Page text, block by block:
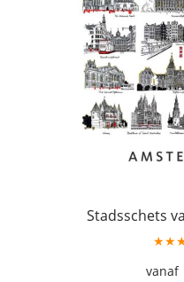
Stadsschets